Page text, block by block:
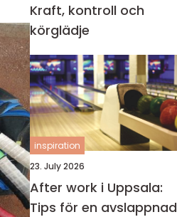
Kraft, kontroll och
körglädje
inspiration
23. July 2026
After work i Uppsala:
Tips för en avslappnad